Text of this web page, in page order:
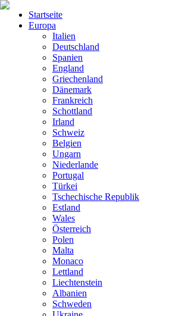
Startseite
Europa
Italien
Deutschland
Spanien
England
Griechenland
Dänemark
Frankreich
Schottland
Irland
Schweiz
Belgien
Ungarn
Niederlande
Portugal
Türkei
Tschechische Republik
Estland
Wales
Österreich
Polen
Malta
Monaco
Lettland
Liechtenstein
Albanien
Schweden